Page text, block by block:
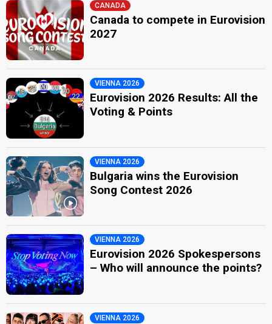
CANADA
Canada to compete in Eurovision
2027
VIENNA 2026
Eurovision 2026 Results: All the
Voting & Points
VIENNA 2026
Bulgaria wins the Eurovision
Song Contest 2026
VIENNA 2026
Eurovision 2026 Spokespersons
– Who will announce the points?
VIENNA 2026